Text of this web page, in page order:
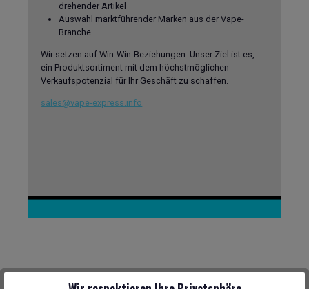
drehender Artikel
Auswahl marktführender Marken aus der Vape-
Branche
Wir setzen auf Win-Win-Beziehungen. Unser Ziel ist es,
ein Produktsortiment mit dem höchstmöglichen
Verkaufspotenzial für Ihr Geschäft zu schaffen.
sales@vape-express.info